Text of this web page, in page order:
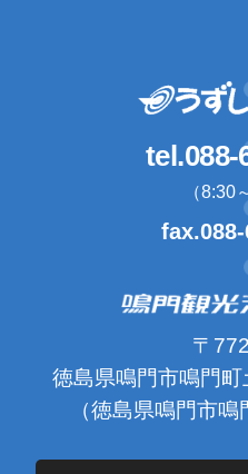
tel.088-
（8:30
〒
徳島県鳴門市鳴門
（徳島県鳴門市鳴